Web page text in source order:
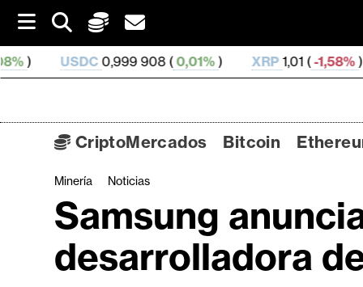
i
p
t
0,999 908 (0,01%) XRP1,01 (-1,58%) SOL73,58
C
r
i
p
t
CriptoMercados Bitcoin
Minería Noticias
Samsung
desarrolladora